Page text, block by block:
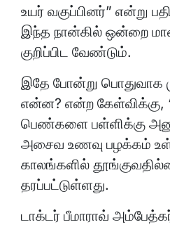
உயர் வகுப்பினர்” என்று
இந்த நான்கில் ஒன்றை
குறிப்பிட வேண்டும்.
இதே போன்று பொதுவாக
என்ன? என்ற கேள்விக்கு,
பெண்களை பள்ளிக்கு
அசைவ உணவு பழக்கம்
காலங்களில்
தரப்பட்டுள்ளது.
டாக்டர் பீமாராவ்